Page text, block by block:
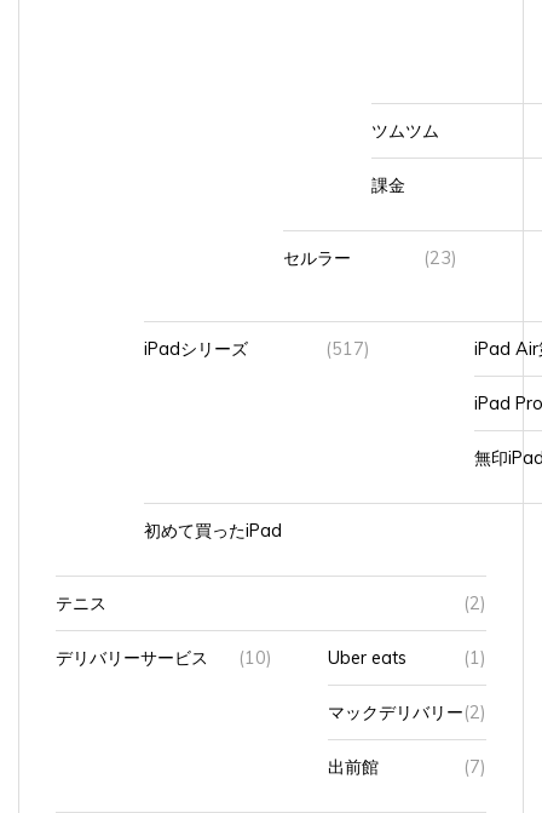
課金
(23)
iPadシリーズ (517) iPad Air
iPad Pro
無印
初めて買ったiPad
(2)
デリバリーサービス (10) Uber eats (1)
(2)
出前館 (7)